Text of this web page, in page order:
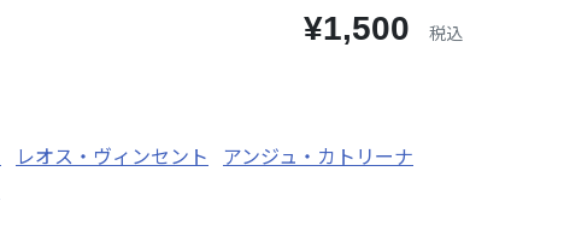
¥1,500 税込
レオス・ヴィンセント
アンジュ・カトリーナ